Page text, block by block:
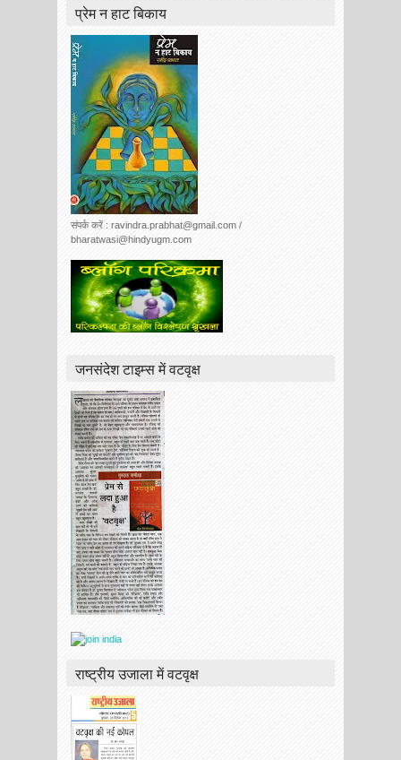
प्रेम न हाट बिकाय
संपर्क करें : ravindra.prabhat@gmail.com /
bharatwasi@hindyugm.com
जनसंदेश टाइम्स में वटवृक्ष
राष्ट्रीय उजाला में वटवृक्ष